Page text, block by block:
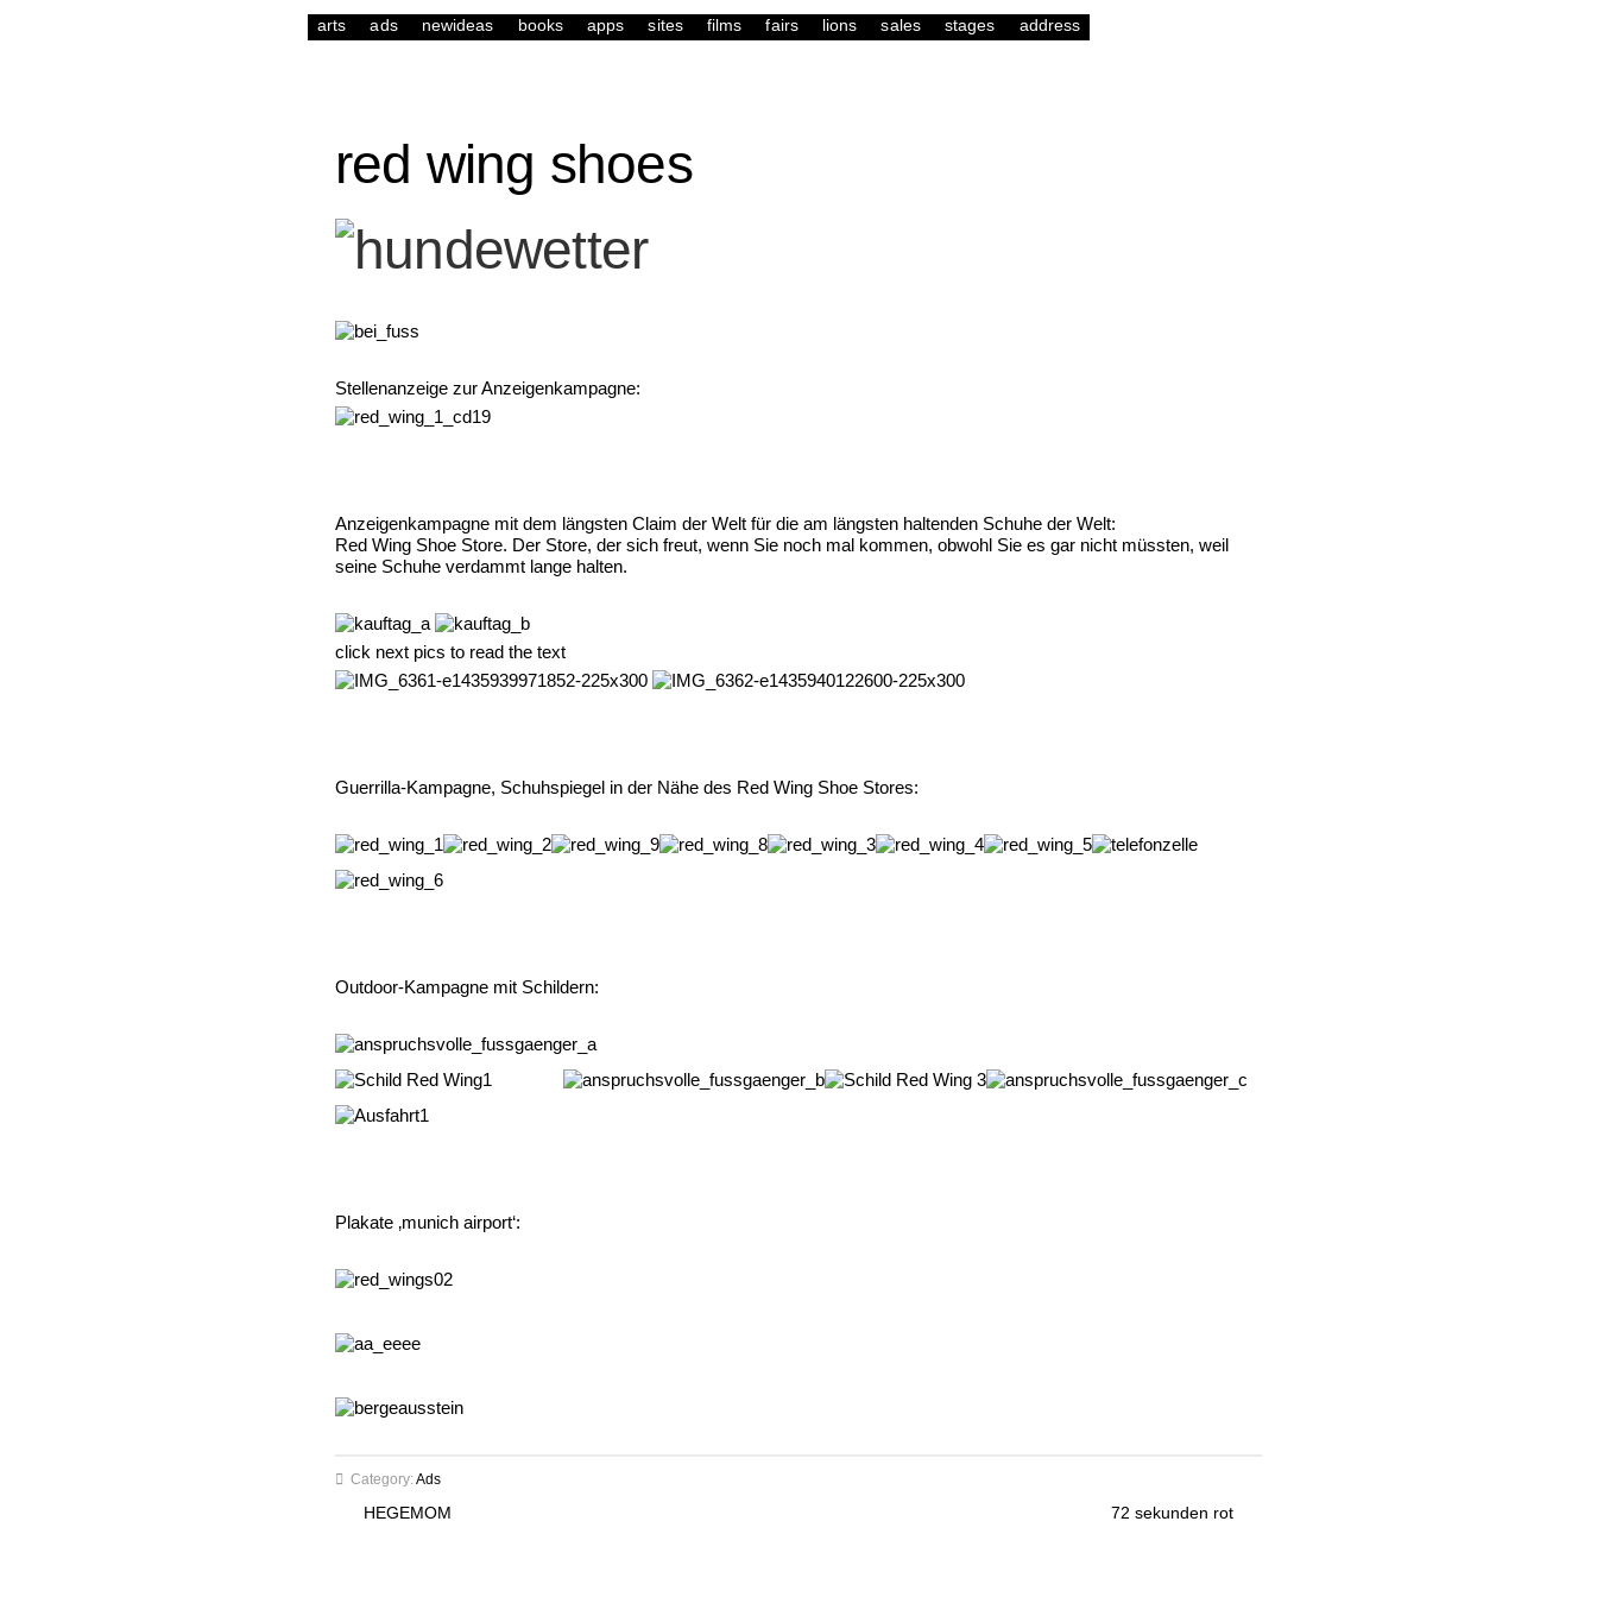
arts ads newideas books apps sites films fairs lions sales stages address
red wing shoes
Stellenanzeige zur Anzeigenkampagne:
Anzeigenkampagne mit dem längsten Claim der Welt für die am längsten haltenden Schuhe der Welt:
Red Wing Shoe Store. Der Store, der sich freut, wenn Sie noch mal kommen, obwohl Sie es gar nicht müssten, weil
seine Schuhe verdammt lange halten.
click next pics to read the text
Guerrilla-Kampagne, Schuhspiegel in der Nähe des Red Wing Shoe Stores:
Outdoor-Kampagne mit Schildern:
Plakate ‚munich airport‘:
Category:Ads
HEGEMOM 72 sekunden rot